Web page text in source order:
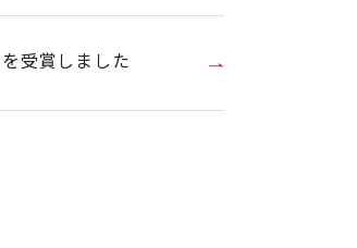
受賞しました